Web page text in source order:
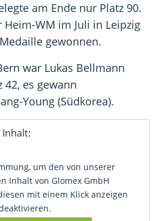
am Ende nur Platz 90.
Heim-WM im Juli in Leipzig
gewonnen.
war Lukas Bellmann
42, es gewann
Young (Südkorea).
um den von unserer
Inhalt von Glomex GmbH
mit einem Klick anzeigen